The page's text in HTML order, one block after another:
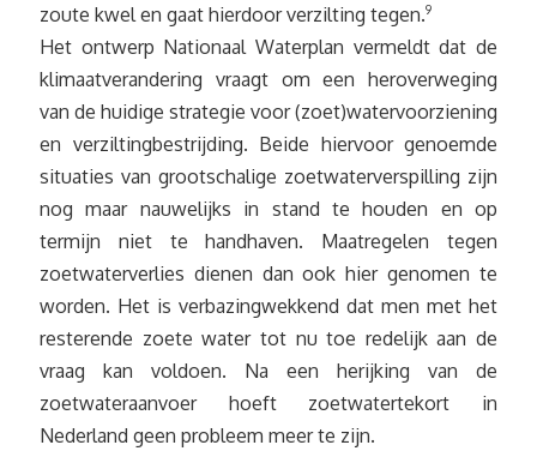
zoute kwel en gaat hierdoor verzilting tegen.9
Het ontwerp Nationaal Waterplan vermeldt dat de
klimaatverandering vraagt om een heroverweging
van de huidige strategie voor (zoet)watervoorziening
en verziltingbestrijding. Beide hiervoor genoemde
situaties van grootschalige zoetwaterverspilling zijn
nog maar nauwelijks in stand te houden en op
termijn niet te handhaven. Maatregelen tegen
zoetwaterverlies dienen dan ook hier genomen te
worden. Het is verbazingwekkend dat men met het
resterende zoete water tot nu toe redelijk aan de
vraag kan voldoen. Na een herijking van de
zoetwateraanvoer hoeft zoetwatertekort in
Nederland geen probleem meer te zijn.